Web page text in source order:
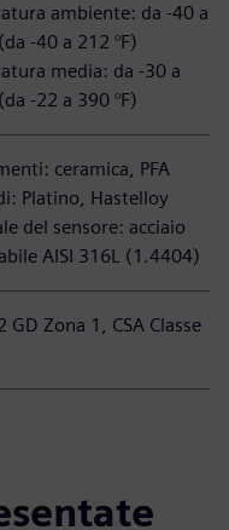
ambiente: da -40 a
-40 a 212 °F)
media: da -30 a
-22 a 390 °F)
ceramica, PFA
Platino, Hastelloy
del sensore: acciaio
AISI 316L (1.4404)
GD Zona 1, CSA Classe